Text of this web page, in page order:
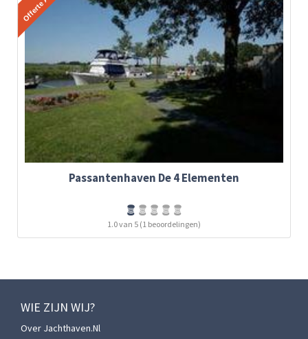
Passantenhaven De 4 Elementen
1.0 van 5 (1 beoordelingen)
WIE ZIJN WIJ?
Over Jachthaven.nl